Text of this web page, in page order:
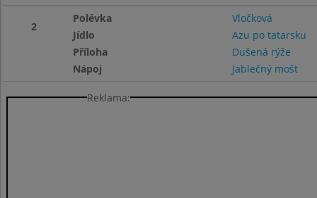
2
Polévka
Vločková
Jídlo
Azu po tatarsku
Příloha
Dušená rýže
Nápoj
Jablečný mošt
Reklama: